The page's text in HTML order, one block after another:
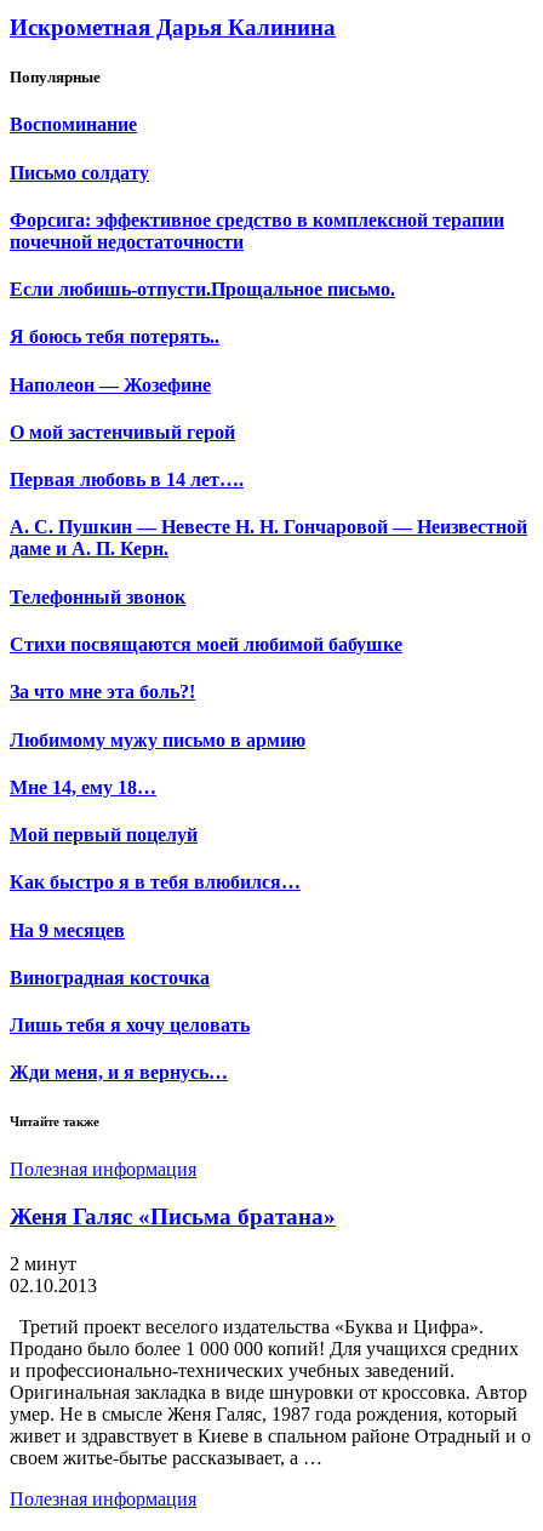
Искрометная Дарья Калинина
Популярные
Воспоминание
Письмо солдату
Форсига: эффективное средство в комплексной терапии
почечной недостаточности
Если любишь-отпусти.Прощальное письмо.
Я боюсь тебя потерять..
Наполеон — Жозефине
О мой застенчивый герой
Первая любовь в 14 лет….
А. С. Пушкин — Невесте Н. Н. Гончаровой — Неизвестной
даме и А. П. Керн.
Телефонный звонок
Стихи посвящаются моей любимой бабушке
За что мне эта боль?!
Любимому мужу письмо в армию
Мне 14, ему 18…
Мой первый поцелуй
Как быстро я в тебя влюбился…
На 9 месяцев
Виноградная косточка
Лишь тебя я хочу целовать
Жди меня, и я вернусь…
Читайте также
Полезная информация
Женя Галяс «Письма братана»
2 минут
02.10.2013
Третий проект веселого издательства «Буква и Цифра».
Продано было более 1 000 000 копий! Для учащихся средних
и профессионально-технических учебных заведений.
Оригинальная закладка в виде шнуровки от кроссовка. Автор
умер. Не в смысле Женя Галяс, 1987 года рождения, который
живет и здравствует в Киеве в спальном районе Отрадный и о
своем житье-бытье рассказывает, а …
Полезная информация